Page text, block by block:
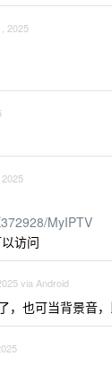
2025
MyIPTV
访问
via Android
，也可当背景音